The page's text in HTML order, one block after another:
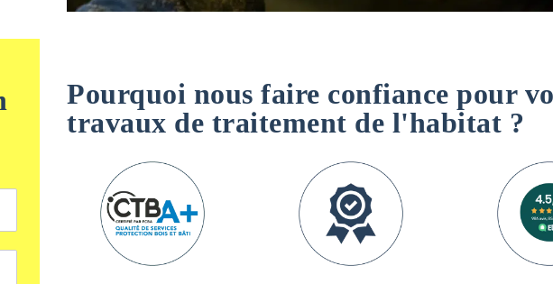
Pourquoi nous faire confiance pour
travaux de traitement de l'habitat ?